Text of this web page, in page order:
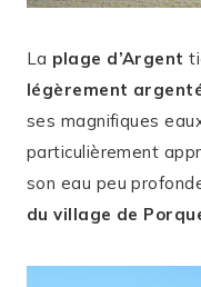
La plage d’Argent
légèrement
ses magnifiques
particulièrement
son eau peu
du village de